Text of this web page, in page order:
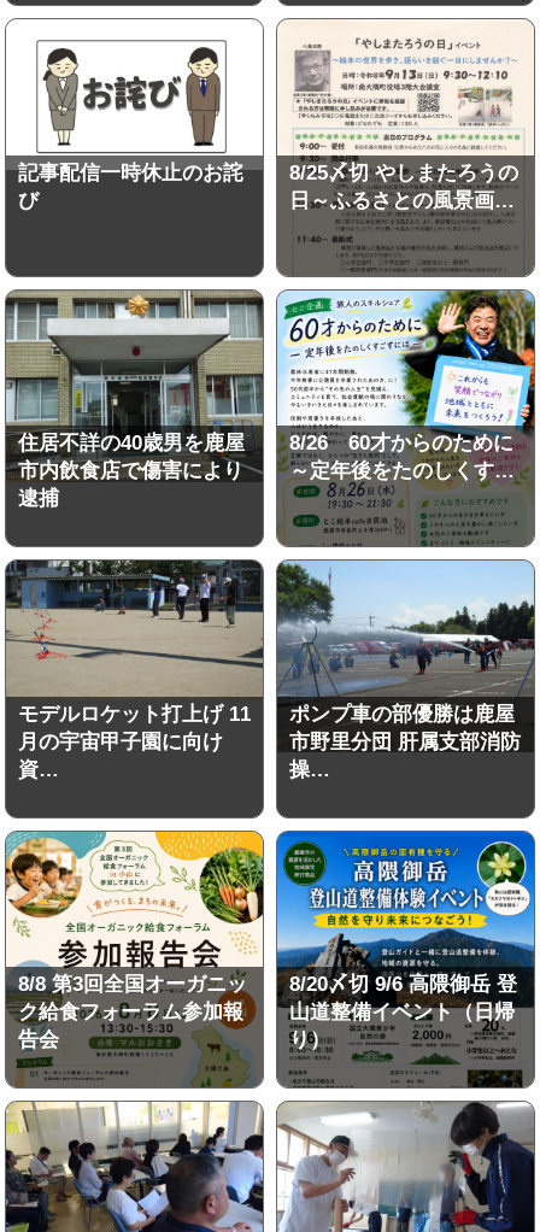
記事配信一時休止のお詫
び
8/25〆切 やしまたろうの
日～ふるさとの風景画…
住居不詳の40歳男を鹿屋
市内飲食店で傷害により
逮捕
8/26 60才からのために
～定年後をたのしくす…
モデルロケット打上げ 11
月の宇宙甲子園に向け
資…
ポンプ車の部優勝は鹿屋
市野里分団 肝属支部消防
操…
8/8 第3回全国オーガニッ
ク給食フォーラム参加報
告会
8/20〆切 9/6 高隈御岳 登
山道整備イベント（日帰
り）